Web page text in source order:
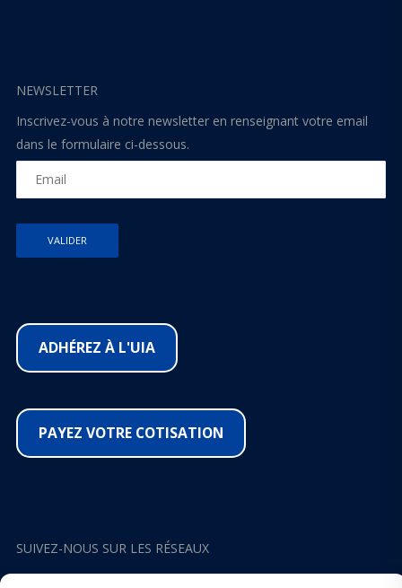
NEWSLETTER
Inscrivez-vous à notre newsletter en renseignant votre email
dans le formulaire ci-dessous.
ADHÉREZ À L'UIA
PAYEZ VOTRE COTISATION
SUIVEZ-NOUS SUR LES RÉSEAUX